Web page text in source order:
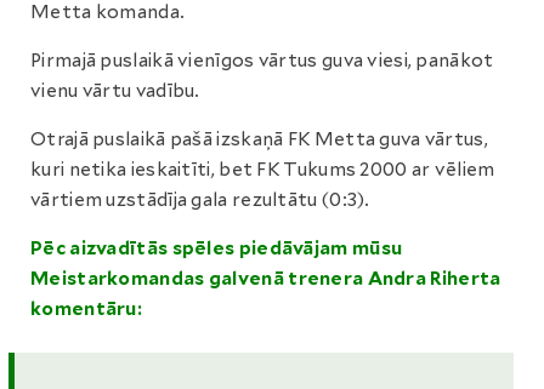
Metta komanda.
Pirmajā puslaikā vienīgos vārtus guva viesi, panākot
vienu vārtu vadību.
Otrajā puslaikā pašā izskaņā FK Metta guva vārtus,
kuri netika ieskaitīti, bet FK Tukums 2000 ar vēliem
vārtiem uzstādīja gala rezultātu (0:3).
Pēc aizvadītās spēles piedāvājam mūsu
Meistarkomandas galvenā trenera Andra Riherta
komentāru: